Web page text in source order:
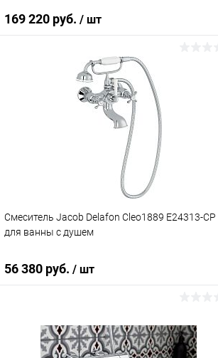
169 220 руб. / шт
В корзину
Сравнение
Под заказ
Смеситель Jacob Delafon Cleo1889 E24313-CP
для ванны с душем
56 380 руб. / шт
В корзину